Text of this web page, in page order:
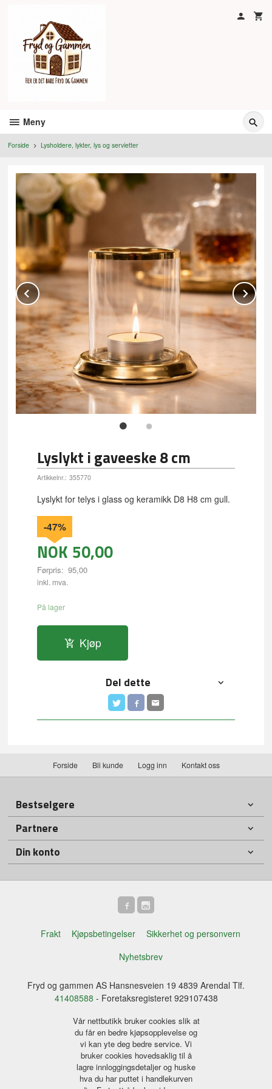
Meny
Forside Lysholdere, lykter, lys og servietter
Prev
Lyslykt i gaveeske 8 cm
Artikkelnr.: 355770
Lyslykt for telys i glass og keramikk D8 H8 cm gull.
NOK 50,00
Førpris: 95,00
Rabatt
-47%
inkl. mva.
På lager
Kjøp
Del dette
Forside Bli kunde Logg inn Kontakt oss
Bestselgere
Partnere
Din konto
Frakt Kjøpsbetingelser
Sikkerhet og personvern
Nyhetsbrev
Fryd og gammen AS Hansnesveien 19 4839 Arendal Tlf.
41408588 - Foretaksregisteret 929107438
Vår nettbutikk bruker cookies slik at
du får en bedre kjøpsopplevelse og
vi kan yte deg bedre service. Vi
bruker cookies hovedsaklig til å
lagre innloggingsdetaljer og huske
hva du har puttet i handlekurven